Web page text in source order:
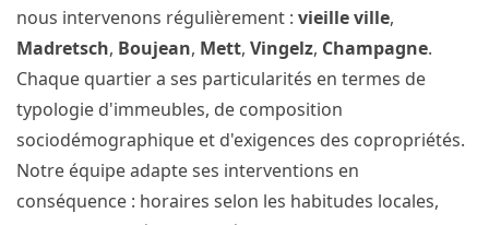
nous intervenons régulièrement : vieille ville,
Madretsch, Boujean, Mett, Vingelz, Champagne.
Chaque quartier a ses particularités en termes de
typologie d'immeubles, de composition
sociodémographique et d'exigences des copropriétés.
Notre équipe adapte ses interventions en
conséquence : horaires selon les habitudes locales,